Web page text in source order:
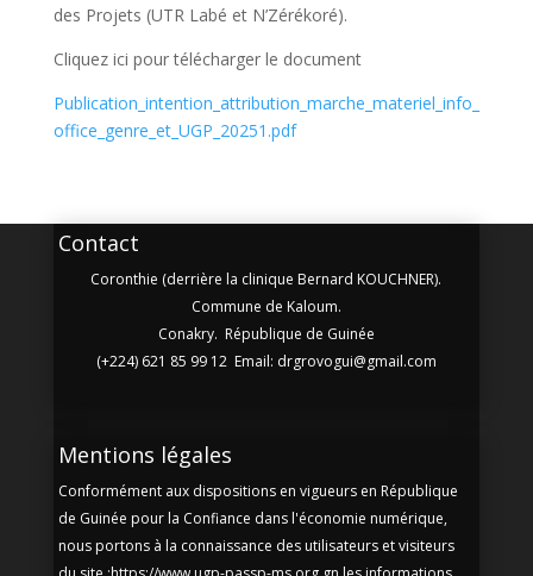
des Projets (UTR Labé et N’Zérékoré).
Cliquez ici pour télécharger le document
Publication_intention_attribution_marche_materiel_info_
office_genre_et_UGP_20251.pdf
Contact
Coronthie (derrière la clinique Bernard KOUCHNER).
Commune de Kaloum.
Conakry. République de Guinée
(+224) 621 85 99 12 Email: drgrovogui@gmail.com
Mentions légales
Conformément aux dispositions en vigueurs en République
de Guinée pour la Confiance dans l'économie numérique,
nous portons à la connaissance des utilisateurs et visiteurs